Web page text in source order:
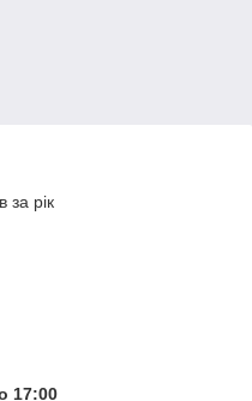
за рік
17:00